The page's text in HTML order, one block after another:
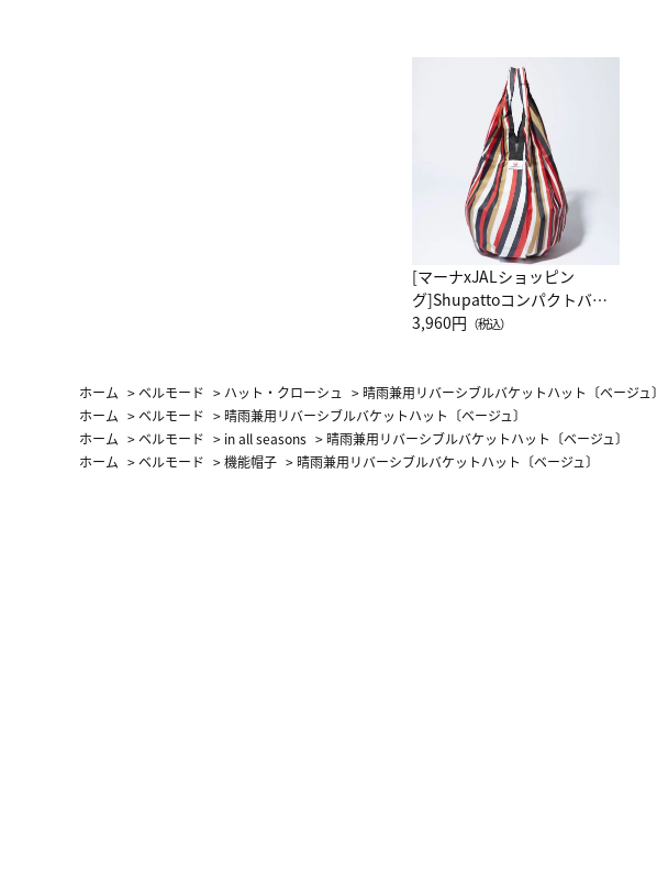
[マーナxJALショッピン
グ]Shupattoコンパクトバッ
グ Drop JAL客室乗務員
3,960円 （税込）
ホーム >ベルモード > ハット・クローシュ > 晴雨兼用リバーシブルバケットハット〔ベージュ〕
ホーム >ベルモード > 晴雨兼用リバーシブルバケットハット〔ベージュ〕
ホーム >ベルモード > in all seasons > 晴雨兼用リバーシブルバケットハット〔ベージュ〕
ホーム >ベルモード >機能帽子 > 晴雨兼用リバーシブルバケットハット〔ベージュ〕